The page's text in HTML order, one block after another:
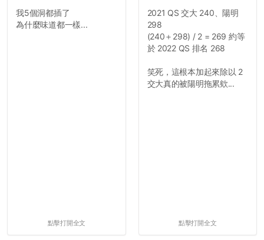
我5個洞都插了
為什麼味道都一樣...
點擊打開全文
2021 QS 交大 240、陽明
298
(240＋298) / 2 = 269 約等
於 2022 QS 排名 268
笑死，這根本加起來除以 2
交大真的被陽明拖累欸...
點擊打開全文